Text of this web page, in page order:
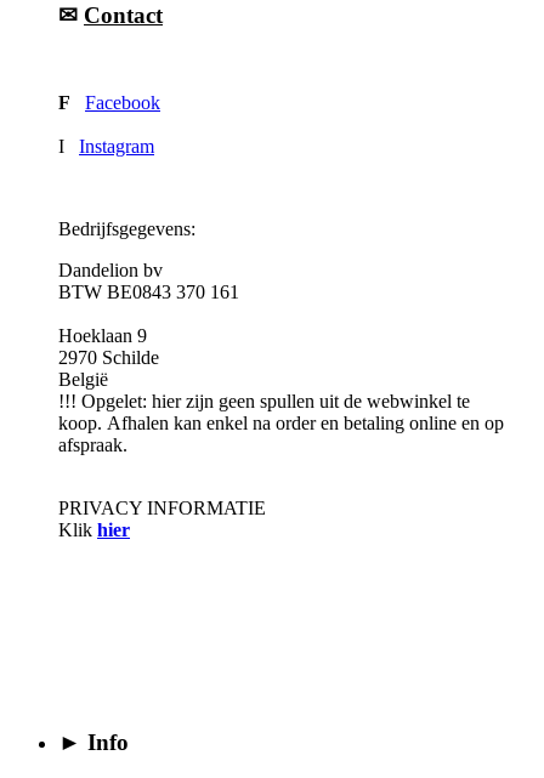
✉ Contact
F Facebook
I Instagram
Bedrijfsgegevens:
Dandelion bv
BTW BE0843 370 161
Hoeklaan 9
2970 Schilde
België
!!! Opgelet: hier zijn geen spullen uit de webwinkel te
koop. Afhalen kan enkel na order en betaling online en op
afspraak.
PRIVACY INFORMATIE
Klik hier
► Info